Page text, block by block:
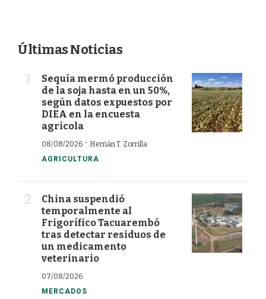
Últimas Noticias
Sequía mermó producción
de la soja hasta en un 50%,
según datos expuestos por
DIEA en la encuesta
agrícola
08/08/2026 · Hernán T. Zorrilla
AGRICULTURA
China suspendió
temporalmente al
Frigorífico Tacuarembó
tras detectar residuos de
un medicamento
veterinario
07/08/2026
MERCADOS